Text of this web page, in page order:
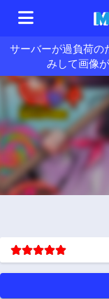
サーバーが過負荷の
みして画像